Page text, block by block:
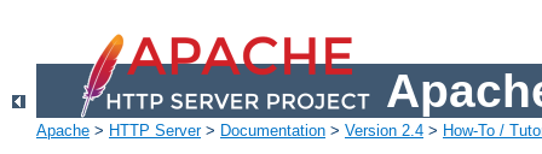
Apache > HTTP Server> Documentation > Version 2.4 > How-To /